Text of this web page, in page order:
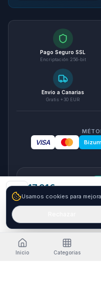
17.91€
+12.09€ y envío GRATIS
Pago Seguro SSL
Encriptación 256-bit
Envío a Canarias
Gratis +30 EUR
VISA
Paga a
Fracciona tu compra en
a aprobacion por
Usamos cookies para
Inicio Categorías